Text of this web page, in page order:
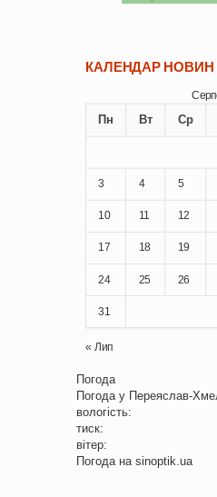
КАЛЕНДАР НОВИН
Пн Вт Ср
3 4 5
10 11 12
17 18 19
24 25 26
31
« Лип
Погода
Погода у Переяслав-
вологість:
тиск:
вітер:
Погода на sinoptik.ua